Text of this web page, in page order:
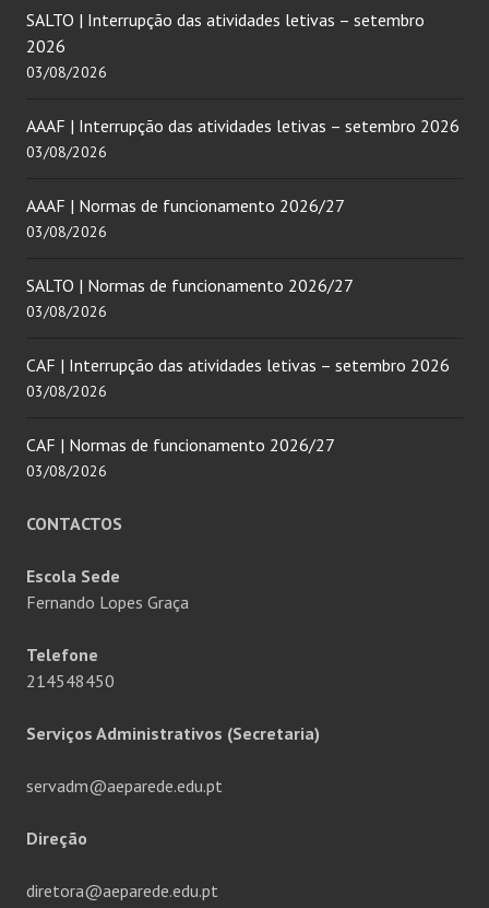
SALTO | Interrupção das atividades letivas – setembro
2026
03/08/2026
AAAF | Interrupção das atividades letivas – setembro 2026
03/08/2026
AAAF | Normas de funcionamento 2026/27
03/08/2026
SALTO | Normas de funcionamento 2026/27
03/08/2026
CAF | Interrupção das atividades letivas – setembro 2026
03/08/2026
CAF | Normas de funcionamento 2026/27
03/08/2026
CONTACTOS
Escola Sede
Fernando Lopes Graça
Telefone
214548450
Serviços Administrativos (Secretaria)
servadm@aeparede.edu.pt
Direção
diretora@aeparede.edu.pt